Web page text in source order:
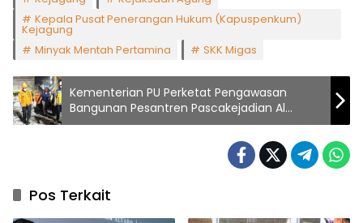
Kepala Pusat Penerangan Hukum (Kapuspenkum)
Kejagung
Minyak Mentah Pertamina
SKK Migas
Kementerian PU Perketat Pengawasan
Bangunan Pesantren Pascakejadian Al
Khoziny
Pos Terkait